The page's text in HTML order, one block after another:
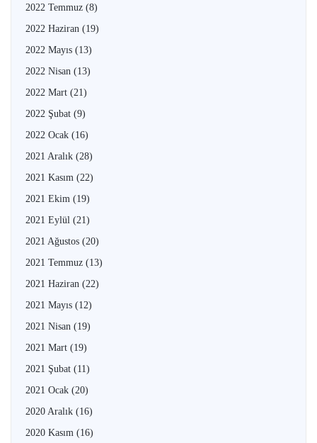
2022 Temmuz (8)
2022 Haziran (19)
2022 Mayıs (13)
2022 Nisan (13)
2022 Mart (21)
2022 Şubat (9)
2022 Ocak (16)
2021 Aralık (28)
2021 Kasım (22)
2021 Ekim (19)
2021 Eylül (21)
2021 Ağustos (20)
2021 Temmuz (13)
2021 Haziran (22)
2021 Mayıs (12)
2021 Nisan (19)
2021 Mart (19)
2021 Şubat (11)
2021 Ocak (20)
2020 Aralık (16)
2020 Kasım (16)